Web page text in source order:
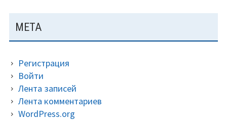
МЕТА
Регистрация
Войти
Лента записей
Лента комментариев
WordPress.org